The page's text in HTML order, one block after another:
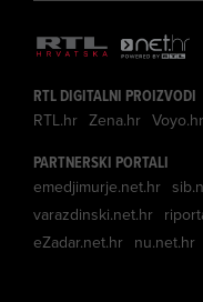
RTL DIGITALNI PROIZVODI
RTL.hr Zena.hr Voyo.hr
PARTNERSKI PORTALI
emedjimurje.net.hr
varazdinski.net.hr
eZadar.net.hr nu.net.hr